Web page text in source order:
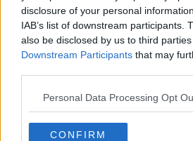
disclosure of your personal
IAB’s list of downstream participants.
also be disclosed by us to third
Downstream Participants that may
Personal Data Processing Opt
CONFIRM